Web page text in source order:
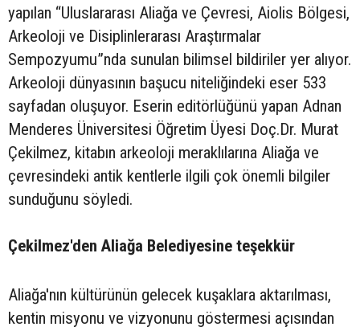
yapılan “Uluslararası Aliağa ve Çevresi, Aiolis Bölgesi,
Arkeoloji ve Disiplinlerarası Araştırmalar
Sempozyumu”nda sunulan bilimsel bildiriler yer alıyor.
Arkeoloji dünyasının başucu niteliğindeki eser 533
sayfadan oluşuyor. Eserin editörlüğünü yapan Adnan
Menderes Üniversitesi Öğretim Üyesi Doç.Dr. Murat
Çekilmez, kitabın arkeoloji meraklılarına Aliağa ve
çevresindeki antik kentlerle ilgili çok önemli bilgiler
sunduğunu söyledi.
Çekilmez'den Aliağa Belediyesine teşekkür
Aliağa'nın kültürünün gelecek kuşaklara aktarılması,
kentin misyonu ve vizyonunu göstermesi açısından